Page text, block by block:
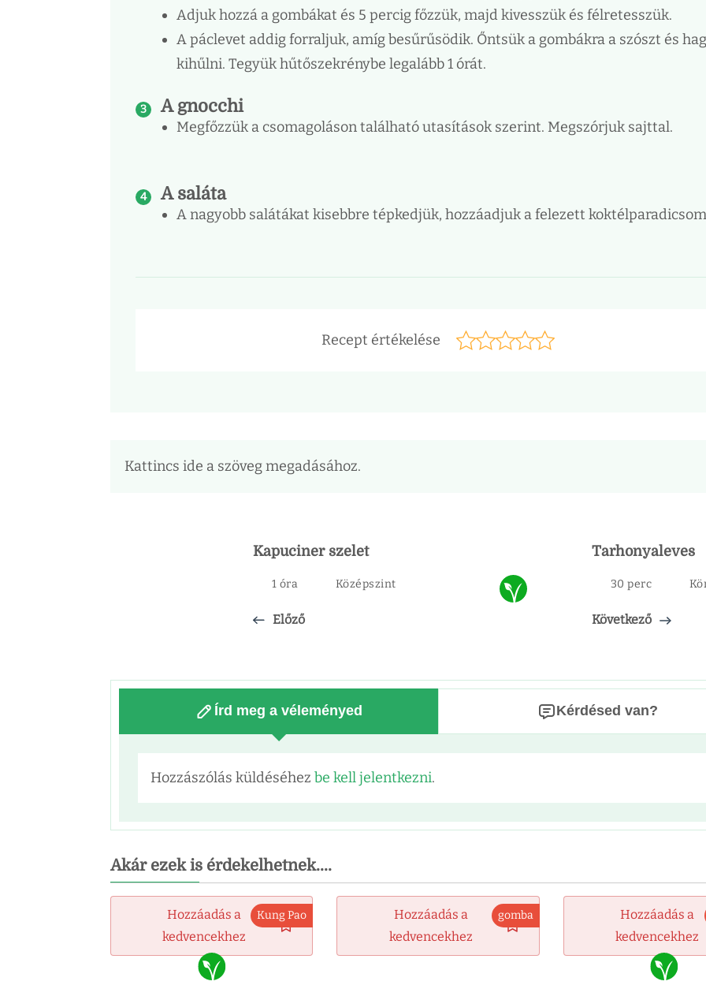
Adjuk hozzá a gombákat és 5 percig főzzük, majd kivesszük és félretesszük.
A páclevet addig forraljuk, amíg besűrűsödik. Őntsük a gombákra a szószt és
kihűlni. Tegyük hűtőszekrénybe legalább 1 órát.
A gnocchi
Megfőzzük a csomagoláson található utasítások szerint. Megszórjuk sajttal.
A saláta
A nagyobb salátákat kisebbre tépkedjük, hozzáadjuk a felezett
Recept értékelése
Kattincs ide a szöveg megadásához.
Kapuciner szelet
1 óra Középszint
Előző
Tarhonyaleves
30 perc
Következő
Írd meg a véleményed Kérdésed van?
Hozzászólás küldéséhez be kell jelentkezni.
Akár ezek is érdekelhetnek....
Hozzáadás a
kedvencekhez
Kung Pao
Hozzáadás a
kedvencekhez
gomba
Hozzáadás a
kedvencekhez